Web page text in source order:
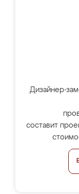
Дизайнер-
составит